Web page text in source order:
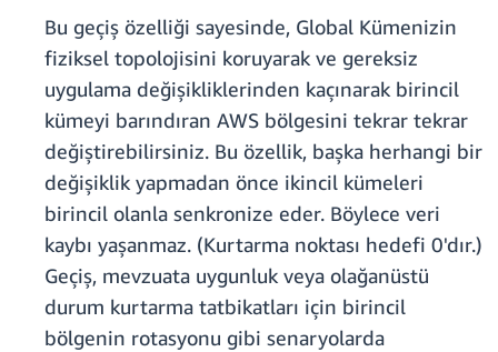
Bu geçiş özelliği sayesinde, Global Kümenizin
fiziksel topolojisini koruyarak ve gereksiz
uygulama değişikliklerinden kaçınarak birincil
kümeyi barındıran AWS bölgesini tekrar tekrar
değiştirebilirsiniz. Bu özellik, başka herhangi bir
değişiklik yapmadan önce ikincil kümeleri
birincil olanla senkronize eder. Böylece veri
kaybı yaşanmaz. (Kurtarma noktası hedefi 0'dır.)
Geçiş, mevzuata uygunluk veya olağanüstü
durum kurtarma tatbikatları için birincil
bölgenin rotasyonu gibi senaryolarda